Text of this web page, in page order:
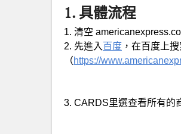
1. 具體流程
1. 清空
2. 先進入 百度 ，在百度上
（https://
3. CARDS里選查看所有的